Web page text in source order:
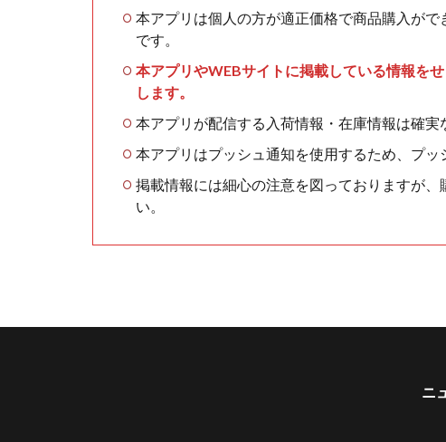
本アプリは個人の方が適正価格で商品購入が
です。
本アプリやWEBサイトに掲載している情報を
します。
本アプリが配信する入荷情報・在庫情報は確実
本アプリはプッシュ通知を使用するため、プッ
掲載情報には細心の注意を図っておりますが
い。
ニ